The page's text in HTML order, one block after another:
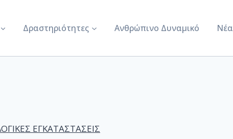
Δραστηριότητες Ανθρώπινο Δυναμικό Νέα
ΕΓΚΑΤΑΣΤΑΣΕΙΣ